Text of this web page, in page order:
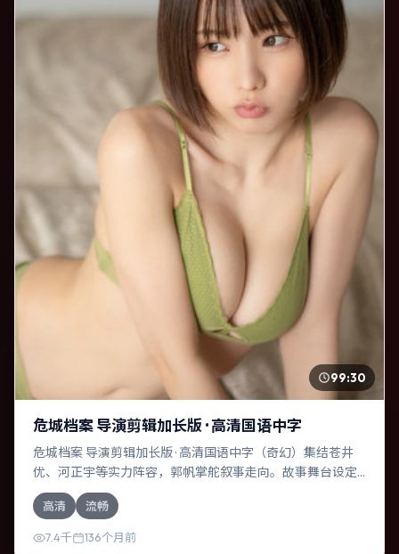
99:30
危城档案 导演剪辑加长版 · 高清国语中字
危城档案 导演剪辑加长版 · 高清国语中字（奇幻）集结苍井
优、河正宇等实力阵容，郭帆掌舵叙事走向。故事舞台设定
于中国台湾，围绕一次意外选择展开连锁反应；配乐与色彩
高度服务于主题，结尾留白耐人寻味。
高清 流畅
7.4千 136个月前